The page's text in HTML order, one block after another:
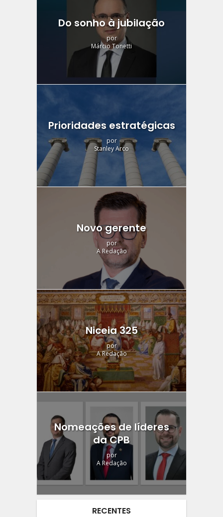
Do sonho à jubilação
por
Márcio Tonetti
Prioridades estratégicas
por
Stanley Arco
Novo gerente
por
A Redação
Niceia 325
por
A Redação
Nomeações de líderes
da CPB
por
A Redação
RECENTES